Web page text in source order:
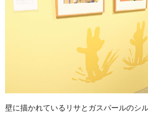
壁に描かれているリサとガスパールのシ